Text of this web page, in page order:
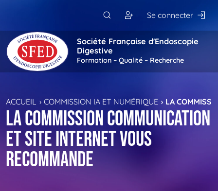
Se connecter
Société Française d'Endoscopie
Digestive
Formation – Qualité – Recherche
ACCUEIL COMMISSION IA ET NUMÉRIQUE LA
La commission communication
et site internet vous
recommande